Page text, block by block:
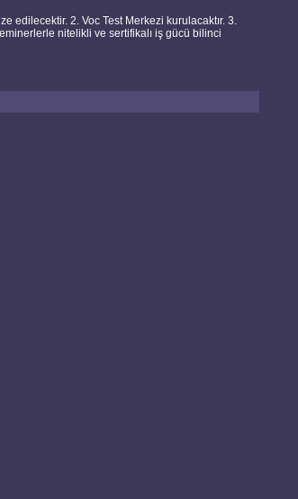
edilecektir. 2. Voc Test Merkezi kurulacaktır. 3.
nitelikli ve sertifikalı iş gücü bilinci